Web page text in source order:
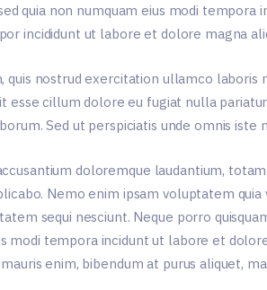
quia non numquam eius modi
incididunt ut labore et dolore magna
quis nostrud exercitation ullamco
esse cillum dolore eu fugiat nulla
Sed ut perspiciatis unde omnis iste
doloremque laudantium,
Nemo enim ipsam voluptatem
sequi nesciunt. Neque porro
modi tempora incidunt ut labore et
mauris enim, bibendum at purus aliquet,